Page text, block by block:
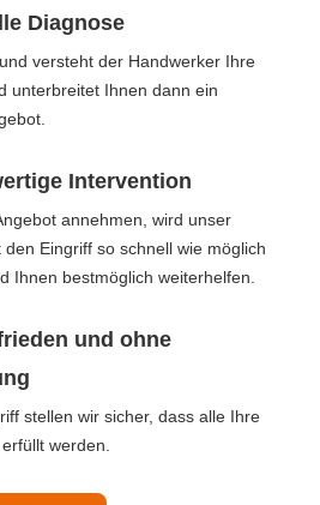
Diagnose
versteht der Handwerker Ihre
unterbreitet Ihnen dann ein
Intervention
annehmen, wird unser
den Eingriff so schnell wie möglich
Ihnen bestmöglich weiterhelfen.
und ohne
stellen wir sicher, dass alle Ihre
werden.